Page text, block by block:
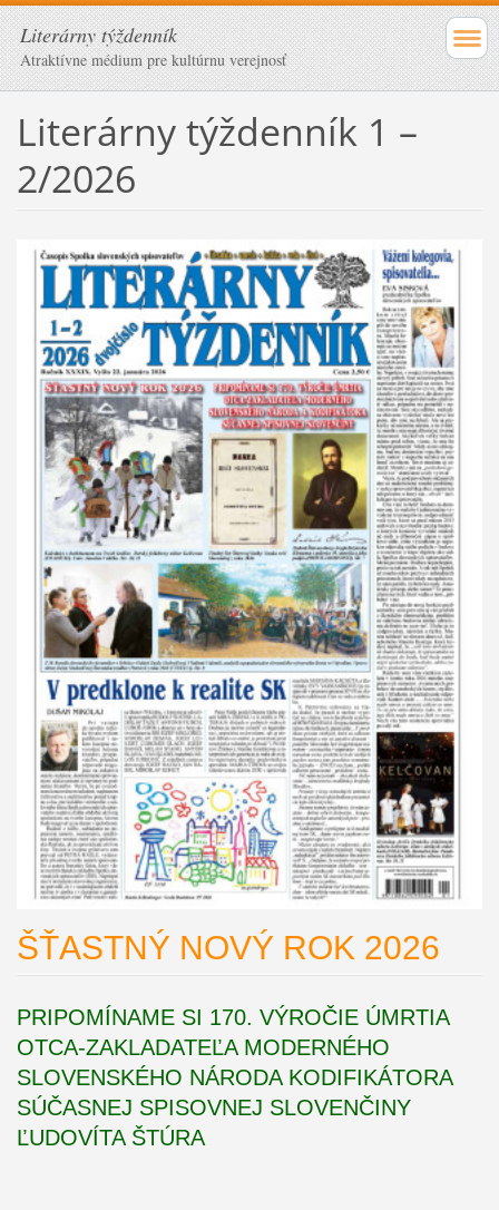
Literárny týždenník
Atraktívne médium pre kultúrnu verejnosť
Literárny týždenník 1 –
2/2026
ŠŤASTNÝ NOVÝ ROK 2026
PRIPOMÍNAME SI 170. VÝROČIE ÚMRTIA
OTCA-ZAKLADATEĽA MODERNÉHO
SLOVENSKÉHO NÁRODA KODIFIKÁTORA
SÚČASNEJ SPISOVNEJ SLOVENČINY
ĽUDOVÍTA ŠTÚRA